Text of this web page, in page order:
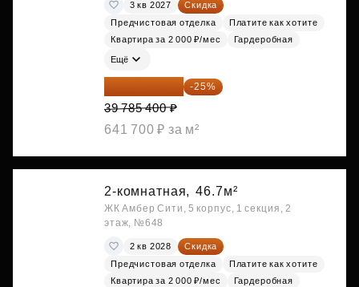
3 кв 2027
Скидка
Предчистовая отделка
Платите как хотите
Квартира за 2 000 ₽/мес
Гардеробная
Ещё
29 839 050 ₽ -25%
39 785 400 ₽
641 700 ₽ за м²
2-комнатная, 46.7м²
ЖК Амбер Сити, 5 корпус, 1 секция, 2
этаж, №648
2 кв 2028
Скидка
Предчистовая отделка
Платите как хотите
Квартира за 2 000 ₽/мес
Гардеробная